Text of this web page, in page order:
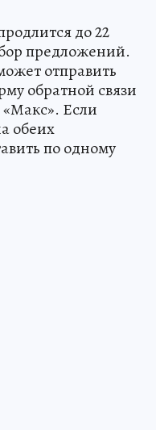
до 22
предложений.
отправить
обратной связи
Если
обеих
по одному